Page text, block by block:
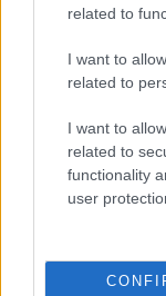
related to
I want to
related to
I want to
related to
functionality
user
EUROPA